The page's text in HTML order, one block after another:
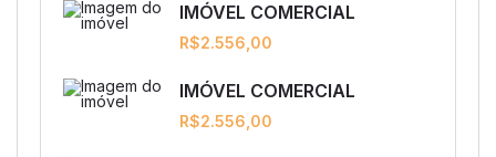
IMÓVEL COMERCIAL
R$2.556,00
IMÓVEL COMERCIAL
R$2.556,00